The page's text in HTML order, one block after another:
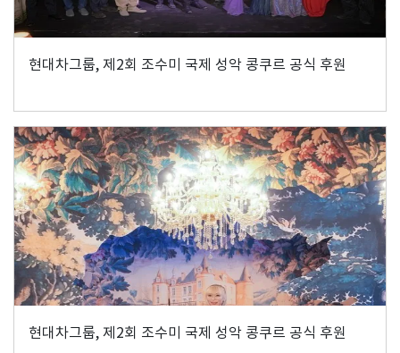
현대차그룹, 제2회 조수미 국제 성악 콩쿠르 공식 후원
현대차그룹, 제2회 조수미 국제 성악 콩쿠르 공식 후원